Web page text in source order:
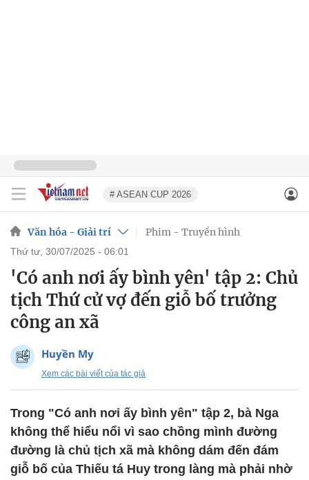
# ASEAN CUP 2026
Văn hóa - Giải trí Phim - Truyền hình
thứ tư, 30/07/2025 - 06:01
'Có anh nơi ấy bình yên' tập 2: Chủ
tịch Thứ cử vợ đến giỗ bố trưởng
công an xã
Huyền My
Xem các bài viết của tác giả
Trong "Có anh nơi ấy bình yên" tập 2, bà Nga
không thể hiểu nổi vì sao chồng mình đường
đường là chủ tịch xã mà không dám đến đám
giỗ bố của Thiếu tá Huy trong làng mà phải nhờ